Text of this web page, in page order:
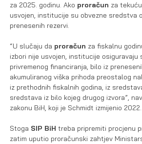
za 2025. godinu. Ako proračun za
usvojen, institucije su obvezne sredstva
prenesenih rezervi.
“U slučaju da proračun za fiskalnu
izbori nije usvojen, institucije osiguravaju
privremenog financiranja, bilo iz
akumuliranog viška prihoda preostalog
iz prethodnih fiskalnih godina, iz
sredstava iz bilo kojeg drugog izvora”,
zakonu BiH, koji je Schmidt izmijenio
Stoga SIP BiH treba pripremiti procjenu
zatim uputio proračunski zahtjev